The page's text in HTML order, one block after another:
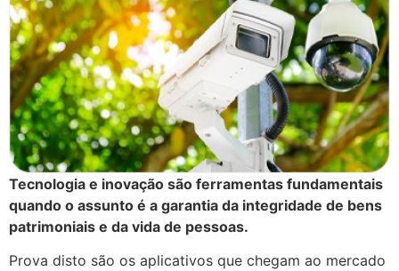
Tecnologia e inovação são ferramentas fundamentais
quando o assunto é a garantia da integridade de bens
patrimoniais e da vida de pessoas.
Prova disto são os aplicativos que chegam ao mercado